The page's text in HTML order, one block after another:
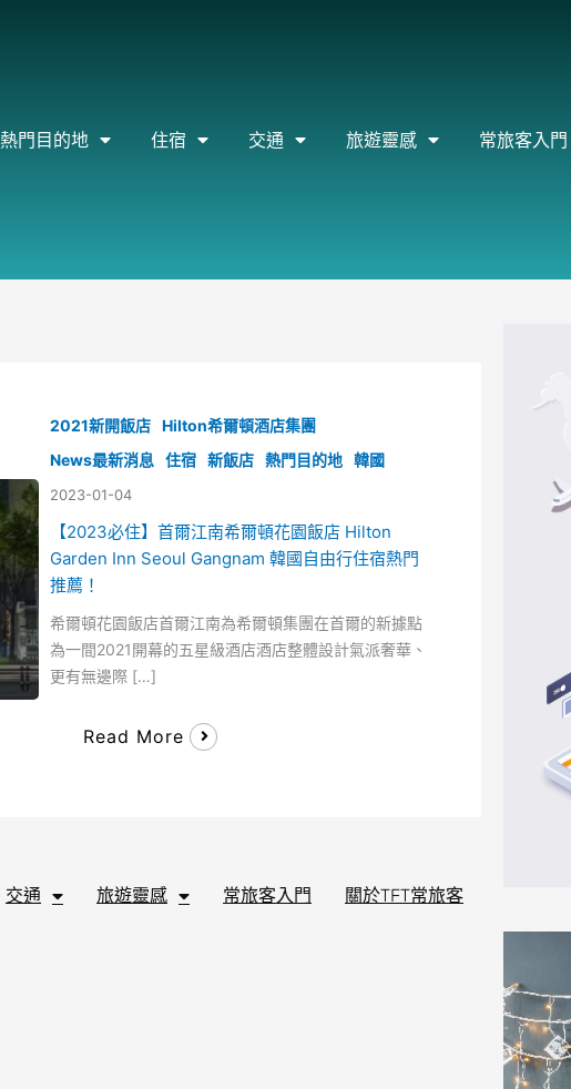
熱門目的地 住宿 交通 旅遊靈感 常旅客入門
2021新開飯店
Hilton希爾頓酒店集團
News最新消息
住宿 新飯店 熱門目的地 韓國
2023-01-04
【2023必住】首爾江南希爾頓花園飯店 Hilton
Garden Inn Seoul Gangnam 韓國自由行住宿熱門
推薦！
希爾頓花園飯店首爾江南為希爾頓集團在首爾的新據點
為一間2021開幕的五星級酒店酒店整體設計氣派奢華、
更有無邊際 […]
Read More
交通 旅遊靈感 常旅客入門 關於TFT常旅客